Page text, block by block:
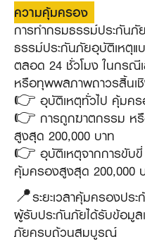
ความคุ้มครอง
การทำกรมธรรม์ประกัน
ธรรม์ประกันภัยอุบัติเหตุ
ตลอด 24 ชั่วโมง ในกรณี
หรือทุพพลภาพถาวรสิ้นเ
👉 อุบัติเหตุทั่วไป คุ้มคร
👉 การถูกฆาตกรรม หรื
สูงสุด 200,000 บาท
👉 อุบัติเหตุจากการขับ
คุ้มครองสูงสุด 200,000
📍ระยะเวลาคุ้มครองป
ผู้รับประกันภัยได้รับข้อมูล
ภัยครบถ้วนสมบูรณ์